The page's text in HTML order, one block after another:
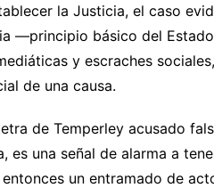
la Justicia, el caso
—principio básico del
y escraches
de una causa.
de Temperley acusado
es una señal de alarma a
un entramado de